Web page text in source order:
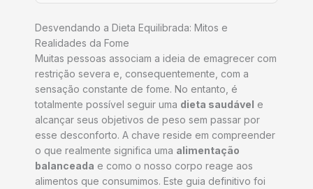
Desvendando a Dieta Equilibrada: Mitos e
Realidades da Fome
Muitas pessoas associam a ideia de emagrecer com
restrição severa e, consequentemente, com a
sensação constante de fome. No entanto, é
totalmente possível seguir uma dieta saudável e
alcançar seus objetivos de peso sem passar por
esse desconforto. A chave reside em compreender
o que realmente significa uma alimentação
balanceada e como o nosso corpo reage aos
alimentos que consumimos. Este guia definitivo foi